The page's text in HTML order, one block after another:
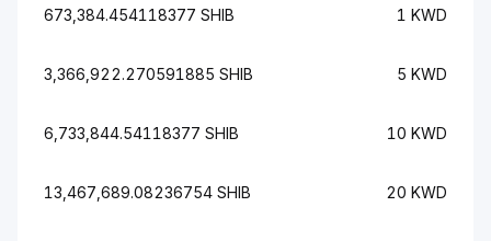
673,384.454118377 SHIB 1 KWD
3,366,922.270591885 SHIB 5 KWD
6,733,844.54118377 SHIB 10 KWD
13,467,689.08236754 SHIB 20 KWD